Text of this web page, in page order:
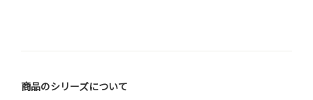
商品のシリーズについて